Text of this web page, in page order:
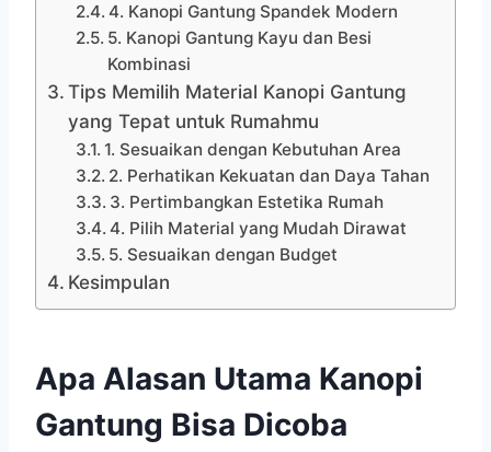
4. Kanopi Gantung Spandek Modern
5. Kanopi Gantung Kayu dan Besi
Kombinasi
Tips Memilih Material Kanopi Gantung
yang Tepat untuk Rumahmu
1. Sesuaikan dengan Kebutuhan Area
2. Perhatikan Kekuatan dan Daya Tahan
3. Pertimbangkan Estetika Rumah
4. Pilih Material yang Mudah Dirawat
5. Sesuaikan dengan Budget
Kesimpulan
Apa Alasan Utama Kanopi
Gantung Bisa Dicoba